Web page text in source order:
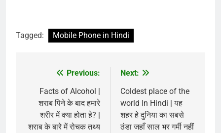
Tagged: Mobile Phone in Hindi
navigation
Previous:
Facts of Alcohol |
शराब पिने के बाद हमारे
शरीर में क्या होता हे? |
शराब के बारे में रोचक तथ्य
Next:
Coldest place of the
world In Hindi | यह
शहर हे दुनिया का सबसे
ठंडा जहाँ साल भर गर्मी नहीं